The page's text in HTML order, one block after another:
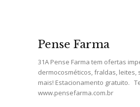
Pense Farma
31A Pense Farma tem ofertas
dermocosméticos, fraldas,
mais! Estacionamento gratuito.
www.pensefarma.com.br